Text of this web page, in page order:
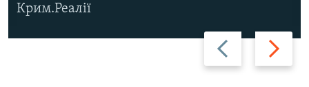
Назад Вперед
Крим.Реалії